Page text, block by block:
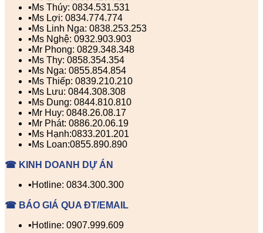
▪️Ms Thúy: 0834.531.531
▪️Ms Lợi: 0834.774.774
▪️Ms Linh Nga: 0838.253.253
▪️Ms Nghệ: 0932.903.903
▪️Mr Phong: 0829.348.348
▪️Ms Thy: 0858.354.354
▪️Ms Nga: 0855.854.854
▪️Ms Thiếp: 0839.210.210
▪️Ms Lưu: 0844.308.308
▪️Ms Dung: 0844.810.810
▪️Mr Huy: 0848.26.08.17
▪️Mr Phát: 0886.20.06.19
▪️Ms Hạnh:0833.201.201
▪️Ms Loan:0855.890.890
☎ KINH DOANH DỰ ÁN
▪️Hotline: 0834.300.300
☎ BÁO GIÁ QUA ĐT/EMAIL
▪️Hotline: 0907.999.609